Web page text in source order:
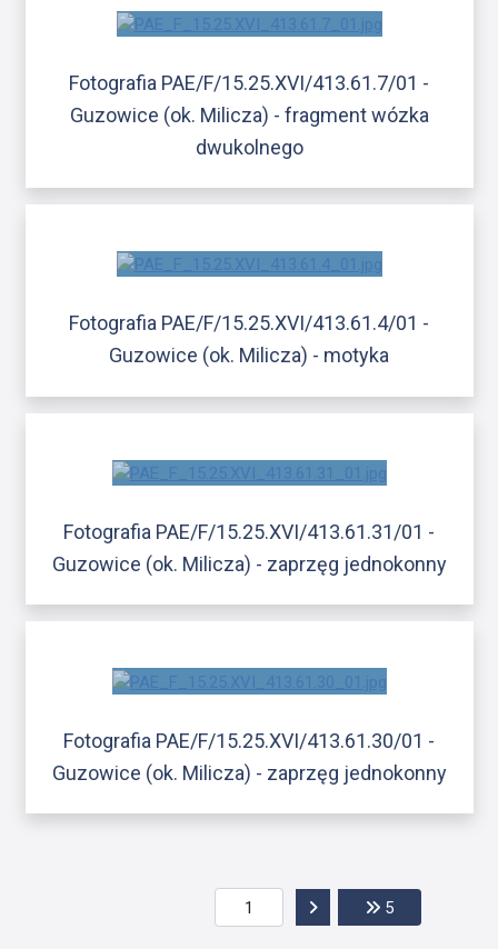
Fotografia PAE/F/15.25.XVI/413.61.7/01 -
Guzowice (ok. Milicza) - fragment wózka
dwukolnego
Fotografia PAE/F/15.25.XVI/413.61.4/01 -
Guzowice (ok. Milicza) - motyka
Fotografia PAE/F/15.25.XVI/413.61.31/01 -
Guzowice (ok. Milicza) - zaprzęg jednokonny
Fotografia PAE/F/15.25.XVI/413.61.30/01 -
Guzowice (ok. Milicza) - zaprzęg jednokonny
Przejdź do następnej
5Przejdź do